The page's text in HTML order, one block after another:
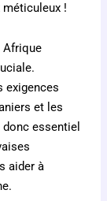
!
Afrique
exigences
et les
essentiel
aider à